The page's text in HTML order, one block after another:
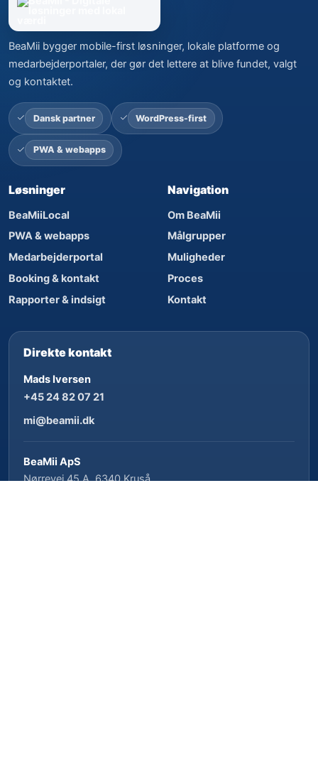
BeaMii bygger mobile-first løsninger, lokale platforme og
medarbejderportaler, der gør det lettere at blive fundet, valgt
og kontaktet.
Dansk partner WordPress-first
PWA & webapps
Løsninger
BeaMiiLocal
PWA & webapps
Medarbejderportal
Booking & kontakt
Rapporter & indsigt
Navigation
Om BeaMii
Målgrupper
Muligheder
Proces
Kontakt
Direkte kontakt
Mads Iversen
+45 24 82 07 21
mi@beamii.dk
BeaMii ApS
Nørrevej 45 A, 6340 Kruså